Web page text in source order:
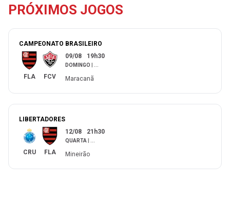
PRÓXIMOS JOGOS
CAMPEONATO BRASILEIRO
FLA FCV
09/08 19h30
DOMINGO
Maracanã
LIBERTADORES
CRU FLA
12/08 21h30
QUARTA
Mineirão